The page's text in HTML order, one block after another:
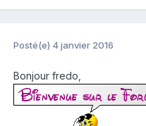
Posté(e) 4 janvier 2016
Bonjour fredo,